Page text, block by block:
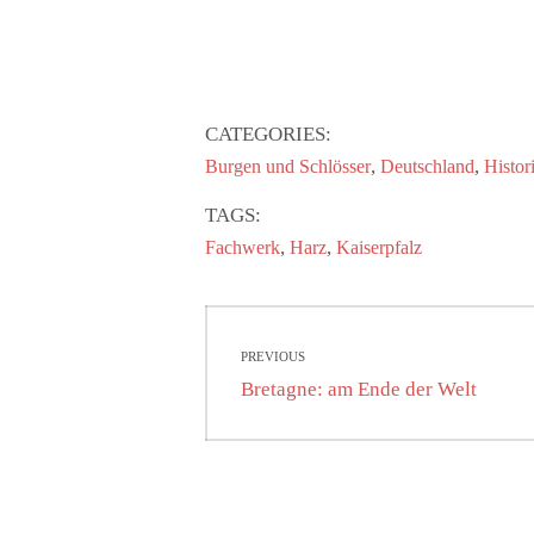
CATEGORIES:
Burgen und Schlösser, Deutschland,
TAGS:
Fachwerk, Harz, Kaiserpfalz
PREVIOUS
Previous
Bretagne: am Ende der Welt